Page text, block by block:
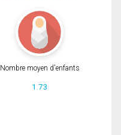
Nombre moyen d'enfants
1.73